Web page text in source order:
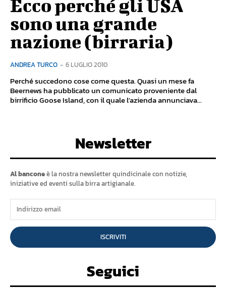
Ecco perché gli USA
sono una grande
nazione (birraria)
ANDREA TURCO - 6 LUGLIO 2010
Perché succedono cose come questa. Quasi un mese fa
Beernews ha pubblicato un comunicato proveniente dal
birrificio Goose Island, con il quale l'azienda annunciava...
Newsletter
Al banconeè la nostra newsletter quindicinale con notizie,
iniziative ed eventi sulla birra artigianale.
ISCRIVITI
Seguici